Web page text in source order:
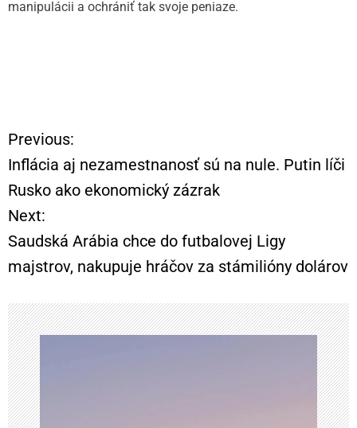
manipulácii a ochrániť tak svoje peniaze.
N
a
v
i
g
á
c
i
Previous:
Inflácia aj nezamestnanosť sú na nule. Putin líči
Rusko ako ekonomický zázrak
Next:
Saudská Arábia chce do futbalovej Ligy
majstrov, nakupuje hráčov za stámilióny dolárov